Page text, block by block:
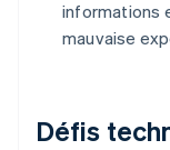
informations
mauvaise
Défis